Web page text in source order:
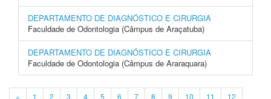
DEPARTAMENTO DE DIAGNÓSTICO E CIRURGIA
Faculdade de Odontologia (Câmpus de Araçatuba)
DEPARTAMENTO DE DIAGNÓSTICO E CIRURGIA
Faculdade de Odontologia (Câmpus de Araraquara)
« 1 2 3 4 5 6 7 8 9 10 11 12